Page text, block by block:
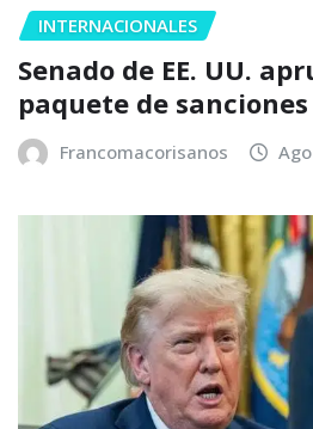
INTERNACIONALES
Senado de EE. UU.
paquete de
Francomacorisanos